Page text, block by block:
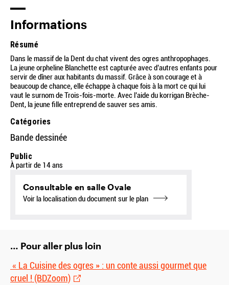
Informations
Résumé
Dans le massif de la Dent du chat vivent des ogres anthropophages.
La jeune orpheline Blanchette est capturée avec d’autres enfants pour
servir de dîner aux habitants du massif. Grâce à son courage et à
beaucoup de chance, elle échappe à chaque fois à la mort ce qui lui
vaut le surnom de Trois-fois-morte. Avec l’aide du korrigan Brèche-
Dent, la jeune fille entreprend de sauver ses amis.
Catégories
Bande dessinée
Public
À partir de 14 ans
Consultable en salle Ovale
Voir la localisation du document sur le plan
… Pour aller plus loin
« La Cuisine des ogres » : un conte aussi gourmet que
cruel ! (BDZoom)